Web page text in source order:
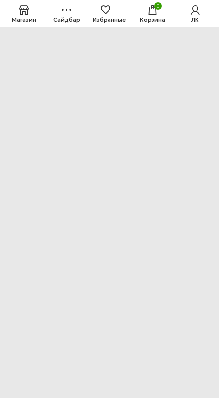
Магазин Сайдбар Избранные
0
Корзина ЛК